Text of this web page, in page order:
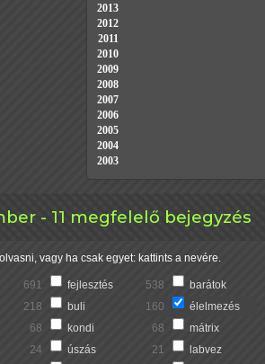
- 11 megfelelő bejegyzés
vagy ha csak egyet: kattints a nevére.
691 fejlesztés 538 barátok
218 buli 160 élelmezés
68 kondi 68 mátrix
24 úszás 21 labvez
2013
2012
2011
2010
2009
2008
2007
2006
2005
2004
2003